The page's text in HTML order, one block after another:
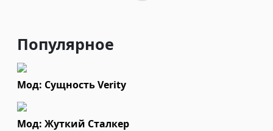
Популярное
Мод: Сущность Verity
Мод: Жуткий Сталкер